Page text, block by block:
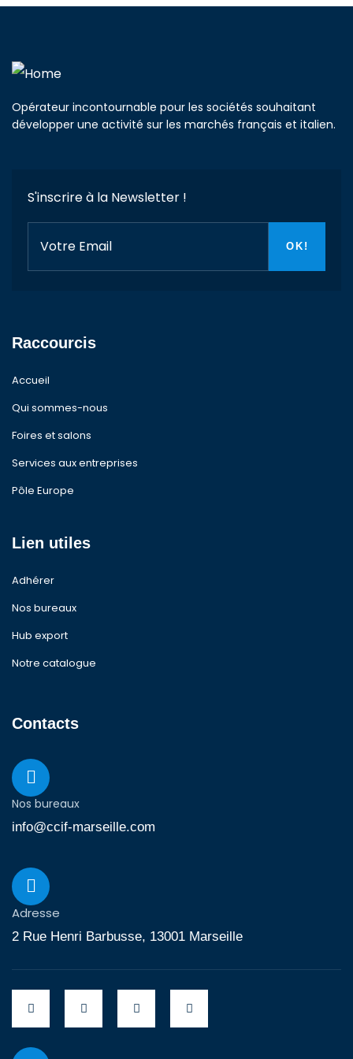
Opérateur incontournable pour les sociétés souhaitant
développer une activité sur les marchés français et italien.
S'inscrire à la Newsletter !
Raccourcis
Accueil
Qui sommes-nous
Foires et salons
Services aux entreprises
Pôle Europe
Lien utiles
Adhérer
Nos bureaux
Hub export
Notre catalogue
Contacts
Nos bureaux
info@ccif-marseille.com
Adresse
2 Rue Henri Barbusse, 13001 Marseille